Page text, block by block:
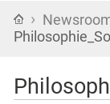
Startseite
›